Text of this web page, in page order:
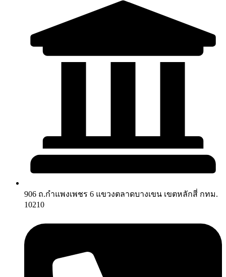
906 ถ.กำแพงเพชร 6 แขวงตลาดบางเขน เขตหลักสี่ กทม.
10210